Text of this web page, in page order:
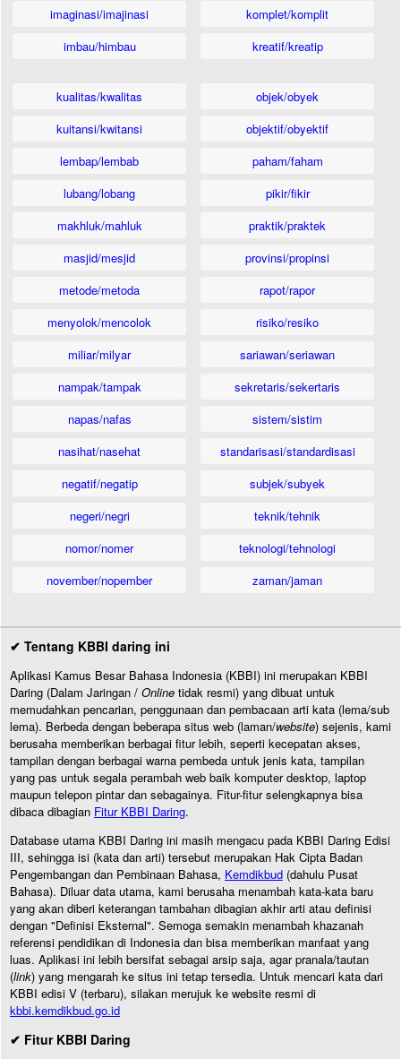
imaginasi/imajinasi
imbau/himbau
komplet/komplit
kreatif/kreatip
kualitas/kwalitas
kuitansi/kwitansi
lembap/lembab
lubang/lobang
makhluk/mahluk
masjid/mesjid
metode/metoda
menyolok/mencolok
miliar/milyar
nampak/tampak
napas/nafas
nasihat/nasehat
negatif/negatip
negeri/negri
nomor/nomer
november/nopember
objek/obyek
objektif/obyektif
paham/faham
pikir/fikir
praktik/praktek
provinsi/propinsi
rapot/rapor
risiko/resiko
sariawan/seriawan
sekretaris/sekertaris
sistem/sistim
standarisasi/standardisasi
subjek/subyek
teknik/tehnik
teknologi/tehnologi
zaman/jaman
✔ Tentang KBBI daring ini
Aplikasi Kamus Besar Bahasa Indonesia (KBBI) ini merupakan KBBI
Daring (Dalam Jaringan / Online tidak resmi) yang dibuat untuk
memudahkan pencarian, penggunaan dan pembacaan arti kata (lema/sub
lema). Berbeda dengan beberapa situs web (laman/website) sejenis, kami
berusaha memberikan berbagai fitur lebih, seperti kecepatan akses,
tampilan dengan berbagai warna pembeda untuk jenis kata, tampilan
yang pas untuk segala perambah web baik komputer desktop, laptop
maupun telepon pintar dan sebagainya. Fitur-fitur selengkapnya bisa
dibaca dibagian Fitur KBBI Daring.
Database utama KBBI Daring ini masih mengacu pada KBBI Daring Edisi
III, sehingga isi (kata dan arti) tersebut merupakan Hak Cipta Badan
Pengembangan dan Pembinaan Bahasa, Kemdikbud (dahulu Pusat
Bahasa). Diluar data utama, kami berusaha menambah kata-kata baru
yang akan diberi keterangan tambahan dibagian akhir arti atau definisi
dengan "Definisi Eksternal". Semoga semakin menambah khazanah
referensi pendidikan di Indonesia dan bisa memberikan manfaat yang
luas. Aplikasi ini lebih bersifat sebagai arsip saja, agar pranala/tautan
(link) yang mengarah ke situs ini tetap tersedia. Untuk mencari kata dari
KBBI edisi V (terbaru), silakan merujuk ke website resmi di
kbbi.kemdikbud.go.id
✔ Fitur KBBI Daring